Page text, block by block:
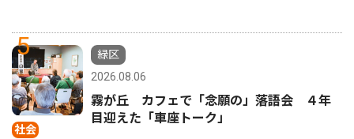
5
社会
緑区
2026.08.06
霧が丘 カフェで「念願の」落語会 ４年
目迎えた「車座トーク」